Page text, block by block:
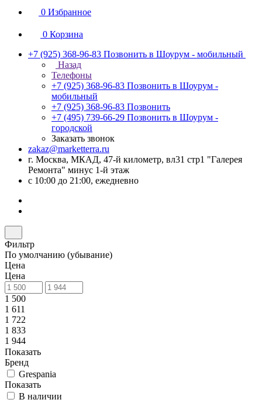
0 Избранное
0 Корзина
+7 (925) 368-96-83 Позвонить в Шоурум - мобильный
Назад
Телефоны
+7 (925) 368-96-83 Позвонить в Шоурум -
мобильный
+7 (925) 368-96-83 Позвонить
+7 (495) 739-66-29 Позвонить в Шоурум -
городской
Заказать звонок
zakaz@marketterra.ru
г. Москва, МКАД, 47-й километр, вл31 стр1 "Галерея
Ремонта" минус 1-й этаж
с 10:00 до 21:00, ежедневно
Фильтр
По умолчанию (убывание)
Цена
Цена
1 500
1 611
1 722
1 833
1 944
Показать
Бренд
Grespania
Показать
В наличии